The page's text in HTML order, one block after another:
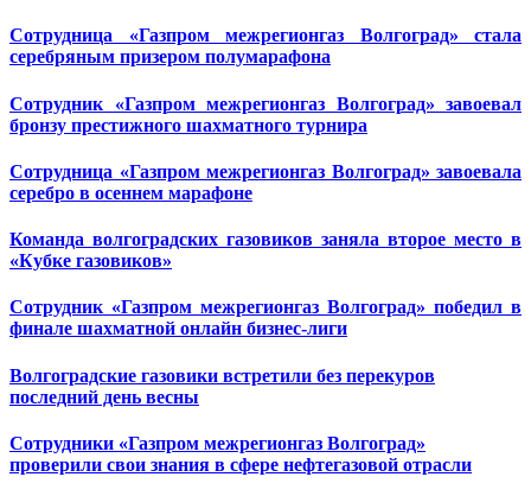
Сотрудница «Газпром межрегионгаз Волгоград» стала
серебряным призером полумарафона
Сотрудник «Газпром межрегионгаз Волгоград» завоевал
бронзу престижного шахматного турнира
Сотрудница «Газпром межрегионгаз Волгоград» завоевала
серебро в осеннем марафоне
Команда волгоградских газовиков заняла второе место в
«Кубке газовиков»
Сотрудник «Газпром межрегионгаз Волгоград» победил в
финале шахматной онлайн бизнес-лиги
Волгоградские газовики встретили без перекуров
последний день весны
Сотрудники «Газпром межрегионгаз Волгоград»
проверили свои знания в сфере нефтегазовой отрасли